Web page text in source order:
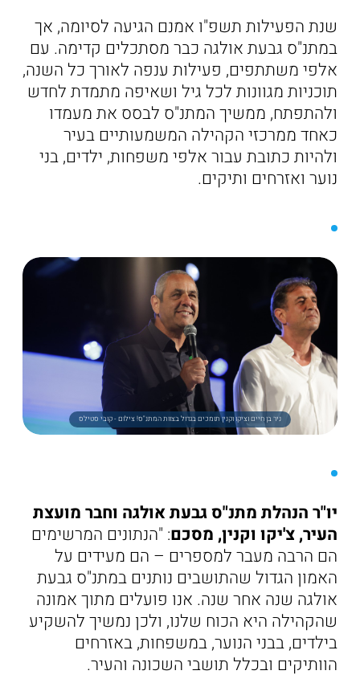
שנת הפעילות תשפ"ו אמנם הגיעה לסיומה, אך
במתנ"ס גבעת אולגה כבר מסתכלים קדימה. עם
אלפי משתתפים, פעילות ענפה לאורך כל השנה,
תוכניות מגוונות לכל גיל ושאיפה מתמדת לחדש
ולהתפתח, ממשיך המתנ"ס לבסס את מעמדו
כאחד ממרכזי הקהילה המשמעותיים בעיר
ולהיות כתובת עבור אלפי משפחות, ילדים, בני
נוער ואזרחים ותיקים.
ניר בן חיים וציקו וקנין תומכים בגדול בצוות המתנ"ס! צילום - קובי סטילס
יו"ר הנהלת מתנ"ס גבעת אולגה וחבר מועצת
העיר, צ'יקו וקנין, מסכם: "הנתונים המרשימים
הם הרבה מעבר למספרים – הם מעידים על
האמון הגדול שהתושבים נותנים במתנ"ס גבעת
אולגה שנה אחר שנה. אנו פועלים מתוך אמונה
שהקהילה היא הכוח שלנו, ולכן נמשיך להשקיע
בילדים, בבני הנוער, במשפחות, באזרחים
הוותיקים ובכלל תושבי השכונה והעיר.